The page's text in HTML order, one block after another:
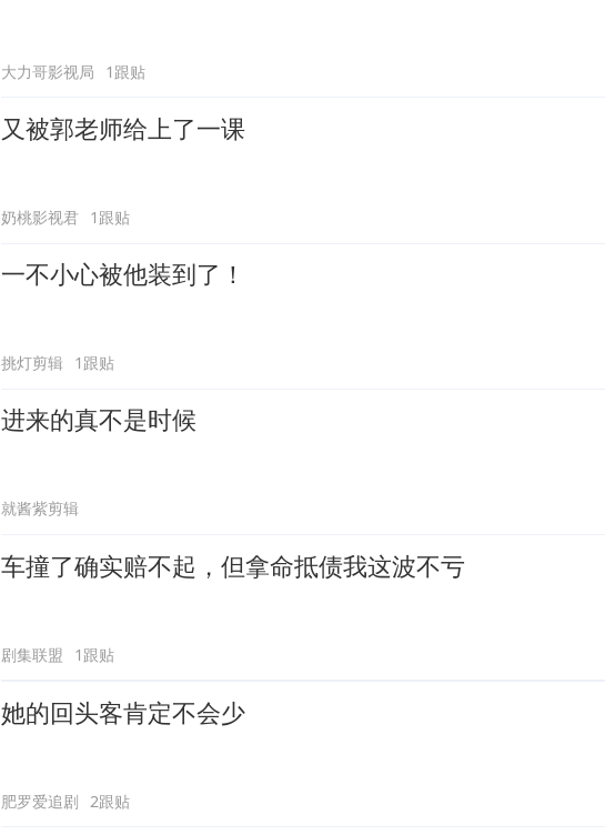
大力哥影视局 1跟贴
又被郭老师给上了一课
奶桃影视君 1跟贴
一不小心被他装到了！
挑灯剪辑 1跟贴
进来的真不是时候
就酱紫剪辑
车撞了确实赔不起，但拿命抵债我这波不亏
剧集联盟 1跟贴
她的回头客肯定不会少
肥罗爱追剧 2跟贴